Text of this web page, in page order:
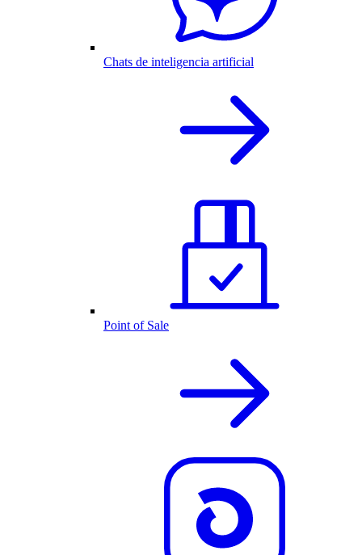
Chats de inteligencia artificial
Point of Sale